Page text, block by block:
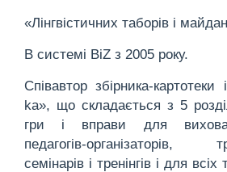
«Лінгвістичних таборів і
В системі BiZ з 2005 року.
Співавтор збірника-картотеки
ka», що складається з 5
гри і вправи для
педагогів-організаторів,
семінарів і тренінгів і для